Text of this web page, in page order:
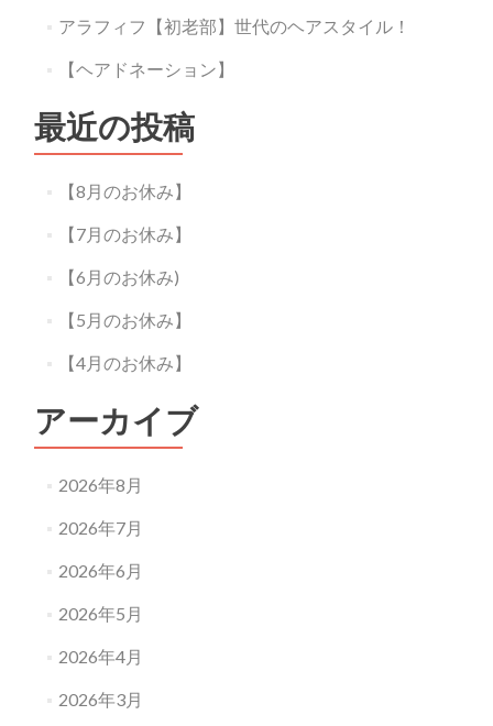
アラフィフ【初老部】世代のヘアスタイル！
【ヘアドネーション】
最近の投稿
【8月のお休み】
【7月のお休み】
【6月のお休み)
【5月のお休み】
【4月のお休み】
アーカイブ
2026年8月
2026年7月
2026年6月
2026年5月
2026年4月
2026年3月